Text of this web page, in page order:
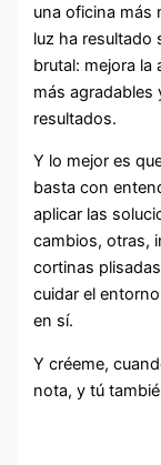
una oficina más
luz ha resultado
brutal: mejora la
más agradables
resultados.
Y lo mejor es
basta con
aplicar las
cambios, otras,
cortinas
cuidar el
en sí.
Y créeme,
nota, y tú